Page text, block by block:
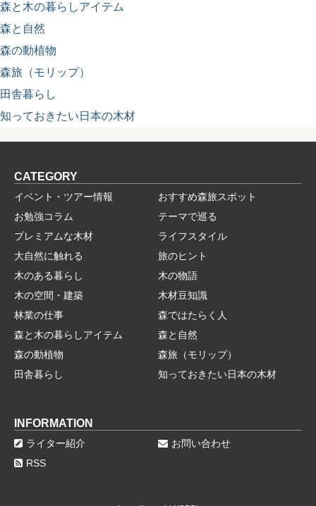
森と木の暮らしアイテム
森と自然
森の動植物
森旅（モリップ）
田舎暮らし
知っておきたい日本の木材
CATEGORY
イベント・ツアー情報
おすすめ森旅スポット
お勉強コラム
テーマで巡る
プレミアムな木材
ライフスタイル
大自然に触れる
旅のヒント
木のある暮らし
木の物語
木の空間・建築
木材豆知識
林業の仕事
森ではたらく人
森と木の暮らしアイテム
森と自然
森の動植物
森旅（モリップ）
田舎暮らし
知っておきたい日本の木材
INFORMATION
ライター紹介
お問い合わせ
RSS